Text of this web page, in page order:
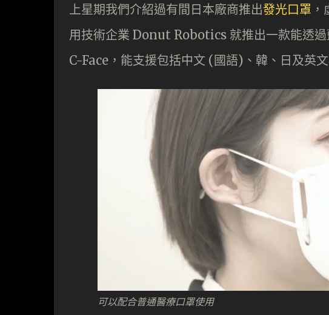
上星期我們介紹過有間日本廠商推出發光口罩
用技術企業 Donut Robotics 就推出一款能透
C-Face，能支援包括中文 (國語)、韓、日及英
可以配合普通醫療口罩使用